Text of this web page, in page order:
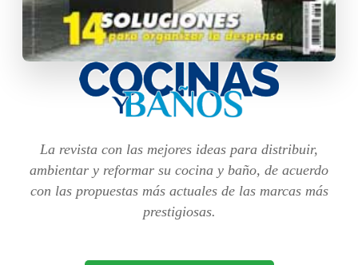
La revista con las mejores ideas para distribuir,
ambientar y reformar su cocina y baño, de acuerdo
con las propuestas más actuales de las marcas más
prestigiosas.